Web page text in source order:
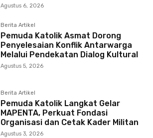
Agustus 6, 2026
Berita Artikel
Pemuda Katolik Asmat Dorong
Penyelesaian Konflik Antarwarga
Melalui Pendekatan Dialog Kultural
Agustus 5, 2026
Berita Artikel
Pemuda Katolik Langkat Gelar
MAPENTA, Perkuat Fondasi
Organisasi dan Cetak Kader Militan
Agustus 3, 2026